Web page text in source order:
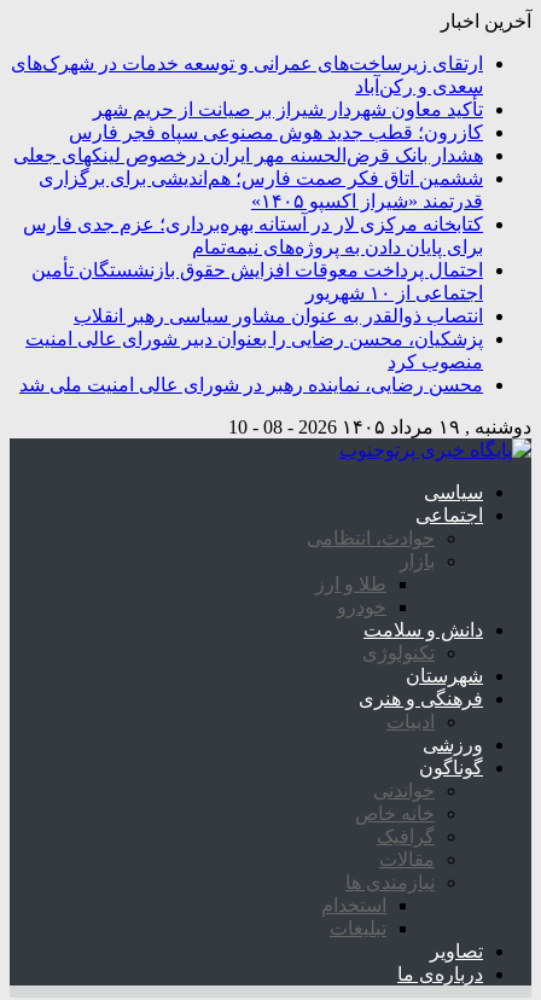
آخرین اخبار
ارتقای زیرساخت‌های عمرانی و توسعه خدمات در شهرک‌های
سعدی و رکن‌آباد
تأکید معاون شهردار شیراز بر صیانت از حریم شهر
کازرون؛ قطب جدید هوش مصنوعی سپاه فجر فارس
هشدار بانک قرض‌الحسنه مهر ایران درخصوص لینکهای جعلی
ششمین اتاق فکر صمت فارس؛ هم‌اندیشی برای برگزاری
قدرتمند «شیراز اکسپو ۱۴۰۵»
کتابخانه مرکزی لار در آستانه بهره‌برداری؛ عزم جدی فارس
برای پایان دادن به پروژه‌های نیمه‌تمام
احتمال پرداخت معوقات افزایش حقوق بازنشستگان تأمین
اجتماعی از ۱۰ شهریور
انتصاب ذوالقدر به عنوان مشاور سیاسی رهبر انقلاب
پزشکیان، محسن رضایی را بعنوان دبیر شورای عالی امنیت
منصوب کرد
محسن رضایی، نماینده رهبر در شورای عالی امنیت ملی شد
دوشنبه , ۱۹ مرداد ۱۴۰۵ 2026 - 08 - 10
سیاسی
اجتماعی
حوادث، انتظامی
بازار
طلا و ارز
خودرو
دانش و سلامت
تکنولوژی
شهرستان
فرهنگی و هنری
ادبیات
ورزشی
گوناگون
خواندنی
خانه خاص
گرافیک
مقالات
نیازمندی ها
استخدام
تبلیغات
تصاویر
درباره‌ی ما